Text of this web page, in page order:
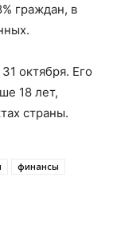
граждан, в
октября. Его
18 лет,
страны.
финансы